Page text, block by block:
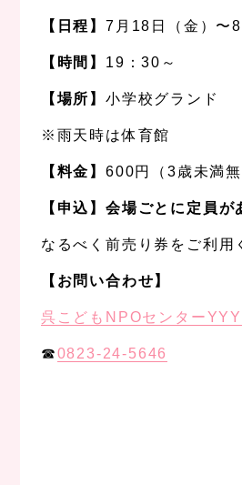
【日程】 7月18日（金）〜8
【時間】 19：30～
【場所】 小学校グランド
※雨天時は体育館
【料金】 600円（3歳未満無
【申込】会場ごとに定員が
なるべく前売り券をご利用
【お問い合わせ】
呉こどもNPOセンター
☎︎0823-24-5646